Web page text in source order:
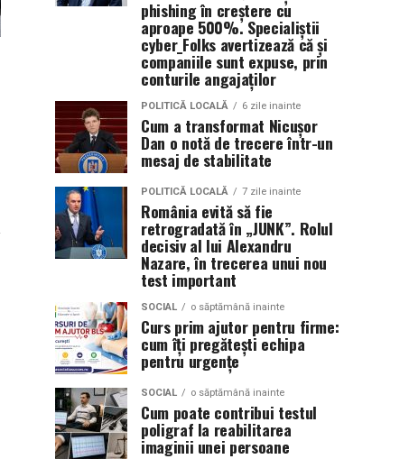
phishing în creștere cu
aproape 500%. Specialiștii
cyber_Folks avertizează că și
companiile sunt expuse, prin
conturile angajaților
POLITICĂ LOCALĂ 6 zile inainte
Cum a transformat Nicușor
Dan o notă de trecere într-un
mesaj de stabilitate
POLITICĂ LOCALĂ 7 zile inainte
România evită să fie
retrogradată în „JUNK”. Rolul
decisiv al lui Alexandru
Nazare, în trecerea unui nou
test important
SOCIAL o săptămână inainte
Curs prim ajutor pentru firme:
cum îți pregătești echipa
pentru urgențe
SOCIAL o săptămână inainte
Cum poate contribui testul
poligraf la reabilitarea
imaginii unei persoane